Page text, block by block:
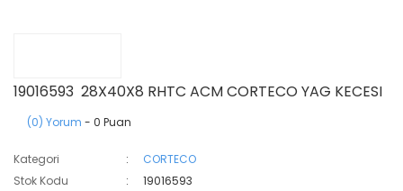
19016593 28X40X8 RHTC ACM CORTECO YAG KECESI
(0) Yorum - 0 Puan
Kategori
CORTECO
Stok Kodu
19016593